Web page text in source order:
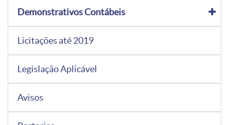
Demonstrativos Contábeis
Licitações até 2019
Legislação Aplicável
Avisos